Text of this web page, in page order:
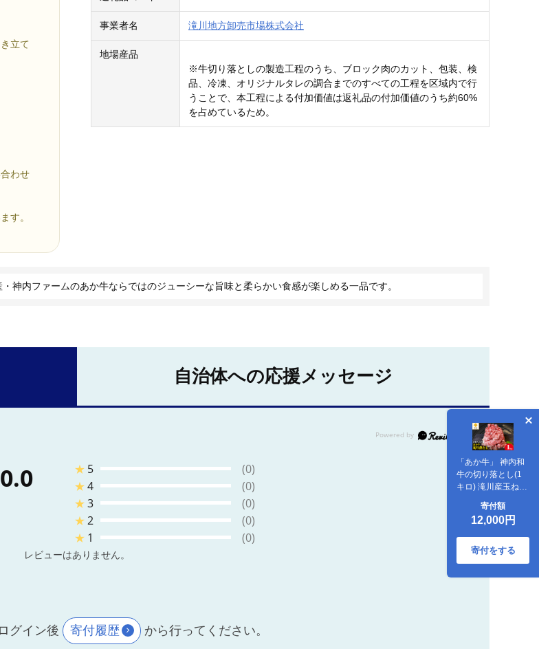
立て
わせ
す。
「あか牛」 神内和
牛の切り落とし(1
キロ) 滝川産玉ねぎ
を使用した特製タ
寄付額
12,000円
寄付をする
事業者名 滝川地方卸売市場株式会社
地場産品
※牛切り落としの製造工程のうち、ブロック肉のカット、包装、検
品、冷凍、オリジナルタレの調合までのすべての工程を区域内で行
うことで、本工程による付加価値は返礼品の付加価値のうち約60%
を占めているため。
神内ファームのあか牛ならではのジューシーな旨味と柔らかい食感が楽しめる一品です。
自治体への応援メッセージ
0.0 ★ 5
(0)
★4
(0)
★3
(0)
★2
(0)
★ 1 (0)
レビューはありません。
グイン後 寄付履歴 から行ってください。